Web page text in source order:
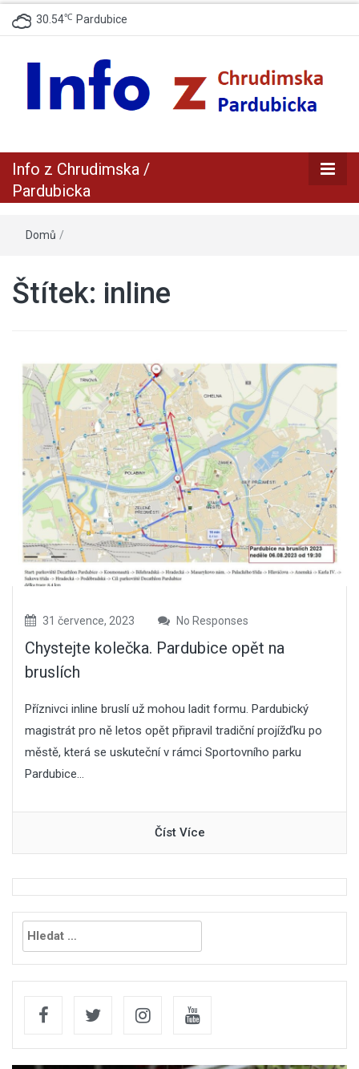
30.54℃ Pardubice
Info z
Info z Chrudimska /
Pardubicka
Domů /
Štítek: inline
31 července, 2023 No Responses
Chystejte kolečka. Pardubice opět na
bruslích
Příznivci inline bruslí už mohou ladit formu. Pardubický
magistrát pro ně letos opět připravil tradiční projížďku po
městě, která se uskuteční v rámci Sportovního parku
Pardubice...
Číst Více
Vyhledávání